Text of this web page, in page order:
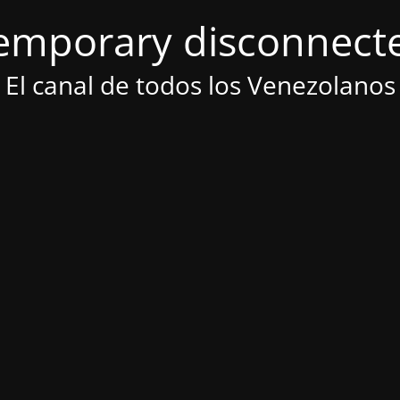
El canal de todos los Venezolanos